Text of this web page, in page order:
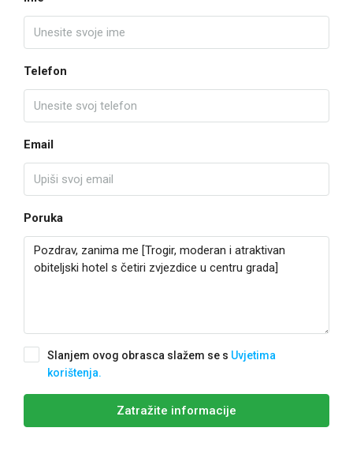
Telefon
Email
Poruka
Slanjem ovog obrasca slažem se s Uvjetima
korištenja.
Zatražite informacije